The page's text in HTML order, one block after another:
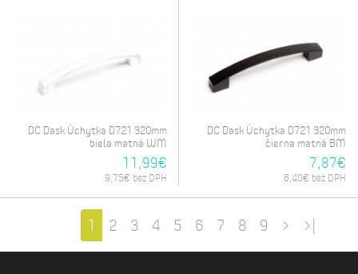
DC Dask Úchytka D721 320mm
biela matná WM
11,99€
9,75€ bez DPH
DC Dask Úchytka D721 320mm
čierna matná BM
7,87€
6,40€ bez DPH
1 2 3 4 5 6 7 8 9 > >|